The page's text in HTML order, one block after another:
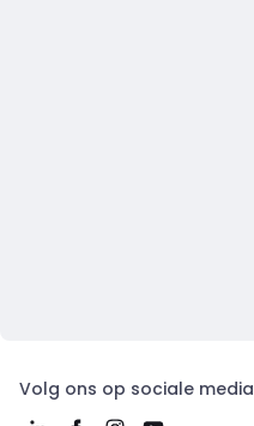
Volg ons op sociale media